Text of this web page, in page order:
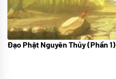
08/06/2022
Đạo Phật Nguyên Thủy (Phần 1)